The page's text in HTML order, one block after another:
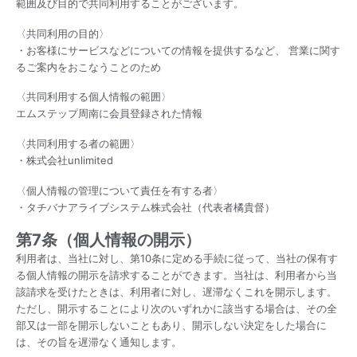
範囲及び目的で共同利用することがございます。
〈共同利用の目的〉
・お客様にサービスなどについての情報を提供するなど、 営業に関す
るご案内をおこなうことのため
〈共同利用する個人情報の範囲〉
エムステップ周南に会員登録された情報
〈共同利用する者の範囲〉
・株式会社unlimited
〈個人情報の管理について責任を有する者〉
・タチバナアライブシステム株式会社（代表者橘貴督）
第7条（個人情報の開示）
利用者は、当社に対し、第10条に定める手続に従って、当社の保有す
る個人情報の開示を請求することができます。当社は、利用者から当
該請求を受けたときは、利用者に対し、遅滞なくこれを開示します。
ただし、開示することにより次のいずれかに該当する場合は、その全
部又は一部を開示しないこともあり、開示しない決定をした場合に
は、その旨を遅滞なく通知します。